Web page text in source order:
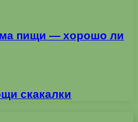
пищи — хорошо ли
скакалки